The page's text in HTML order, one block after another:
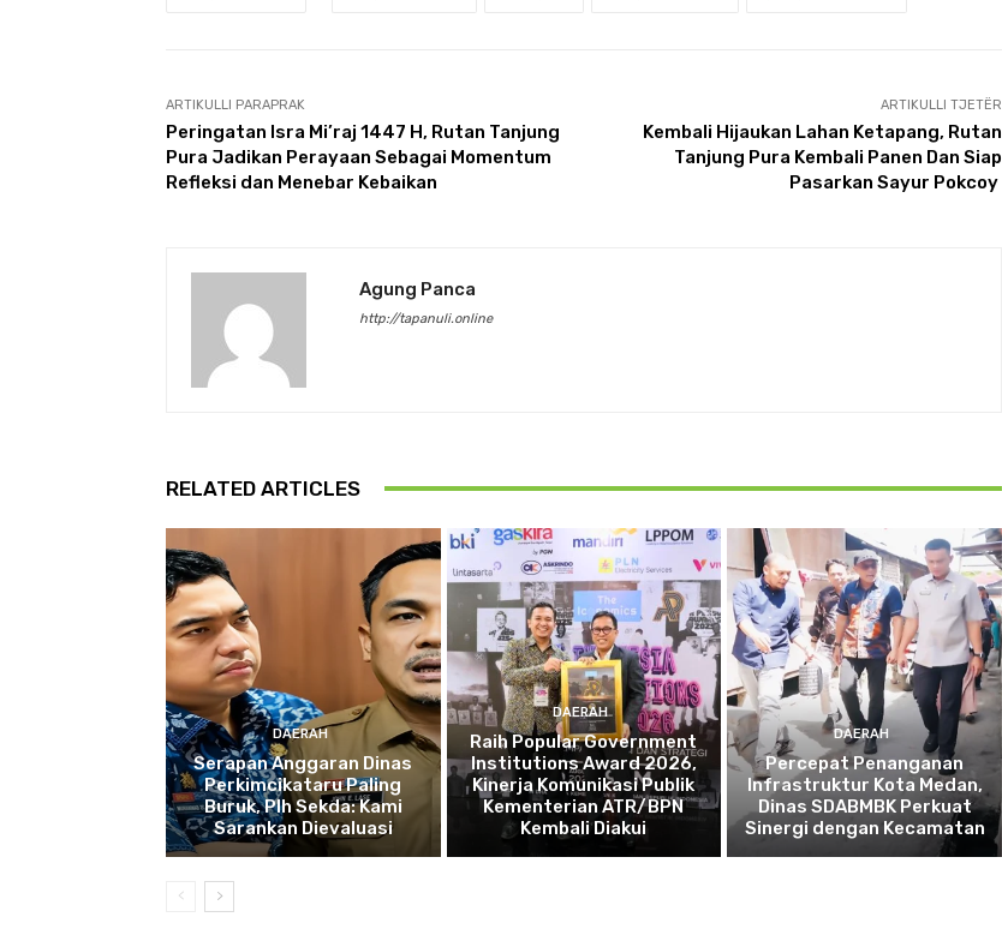
ARTIKULLI PARAPRAK
Peringatan Isra Mi’raj 1447 H, Rutan Tanjung
Pura Jadikan Perayaan Sebagai Momentum
Refleksi dan Menebar Kebaikan
ARTIKULLI TJETËR
Kembali Hijaukan Lahan Ketapang, Rutan
Tanjung Pura Kembali Panen Dan Siap
Pasarkan Sayur Pokcoy
Agung Panca
http://tapanuli.online
RELATED ARTICLES
DAERAH
Serapan Anggaran Dinas
Perkimcikataru Paling
Buruk, Plh Sekda: Kami
Sarankan Dievaluasi
DAERAH
Raih Popular Government
Institutions Award 2026,
Kinerja Komunikasi Publik
Kementerian ATR/BPN
Kembali Diakui
DAERAH
Percepat Penanganan
Infrastruktur Kota Medan,
Dinas SDABMBK Perkuat
Sinergi dengan Kecamatan